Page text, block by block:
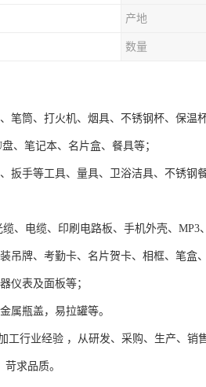
产地
数量
笔筒、打火机、烟具、不锈钢杯、保
、笔记本、名片盒、餐具等；
扳手等工具、量具、卫浴洁具、不锈
、电缆、印刷电路板、手机外壳、MP3
吊牌、考勤卡、名片贺卡、相框、笔盒
仪表及面板等；
属瓶盖，易拉罐等。
工行业经验 ，从研发、采购、生产、销
求品质。